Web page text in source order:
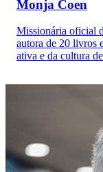
Monja Coen
Missionária oficial
autora de 20 livros
ativa e da cultura